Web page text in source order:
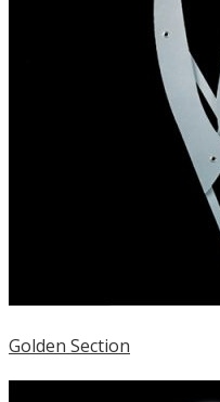
Golden Section